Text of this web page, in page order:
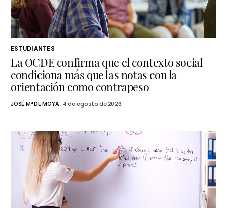
ESTUDIANTES
La OCDE confirma que el contexto social
condiciona más que las notas con la
orientación como contrapeso
JOSÉ Mª DE MOYA 4 de agosto de 2026